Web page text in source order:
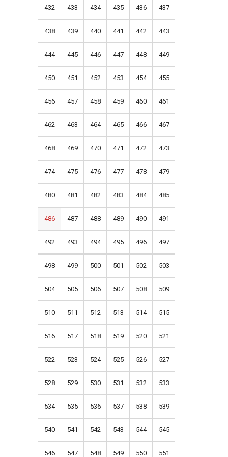
432 433 434 435 436 437
438 439 440 441 442 443
444 445 446 447 448 449
450 451 452 453 454 455
456 457 458 459 460 461
462 463 464 465 466 467
468 469 470 471 472 473
474 475 476 477 478 479
480 481 482 483 484 485
486 487 488 489 490 491
492 493 494 495 496 497
498 499 500 501 502 503
504 505 506 507 508 509
510 511 512 513 514 515
516 517 518 519 520 521
522 523 524 525 526 527
528 529 530 531 532 533
534 535 536 537 538 539
540 541 542 543 544 545
546 547 548 549 550 551